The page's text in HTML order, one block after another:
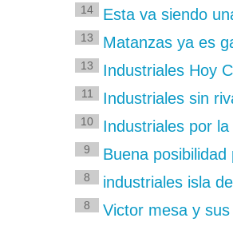
14 Esta va siendo
13 Matanzas ya es
13 Industriales Hoy
11 Industriales sin
10 Industriales por la
9 Buena
8 industriales isla
8 Victor mesa y